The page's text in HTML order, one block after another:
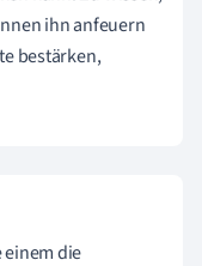
ihn anfeuern
bestärken,
einem die